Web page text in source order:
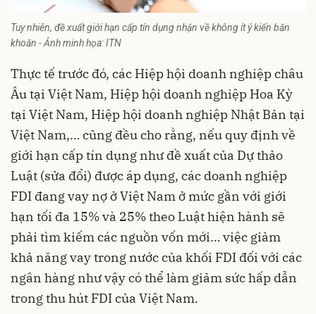
Tuy nhiên, đề xuất giới hạn cấp tín dụng nhận về không ít ý kiến băn
khoăn - Ảnh minh họa: ITN
Thực tế trước đó, các Hiệp hội doanh nghiệp châu
Âu tại Việt Nam, Hiệp hội doanh nghiệp Hoa Kỳ
tại Việt Nam, Hiệp hội doanh nghiệp Nhật Bản tại
Việt Nam,… cũng đều cho rằng, nếu quy định về
giới hạn cấp tín dụng như đề xuất của Dự thảo
Luật (sửa đổi) được áp dụng, các doanh nghiệp
FDI đang vay nợ ở Việt Nam ở mức gần với giới
hạn tối đa 15% và 25% theo Luật hiện hành sẽ
phải tìm kiếm các nguồn vốn mới… việc giảm
khả năng vay trong nước của khối FDI đối với các
ngân hàng như vậy có thể làm giảm sức hấp dẫn
trong thu hút FDI của Việt Nam.